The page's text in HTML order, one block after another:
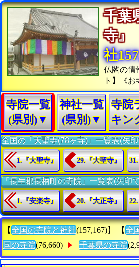
千葉
寺
社
仏閣の情
ト】《
寺院一覧
(県別)▼
神社一覧
(県別)▼
寺院
キン
全国の「大聖寺(78ヶ寺)」一覧表(矢
1.『大聖寺』 29.『大聖寺』
「長生郡長柄町の寺院」一覧表(矢印
1.『安楽寺』 20.『大正寺』
【 全国の寺院と神社(157,167)】 【 全
国の寺院(76,660) 千葉県の寺院